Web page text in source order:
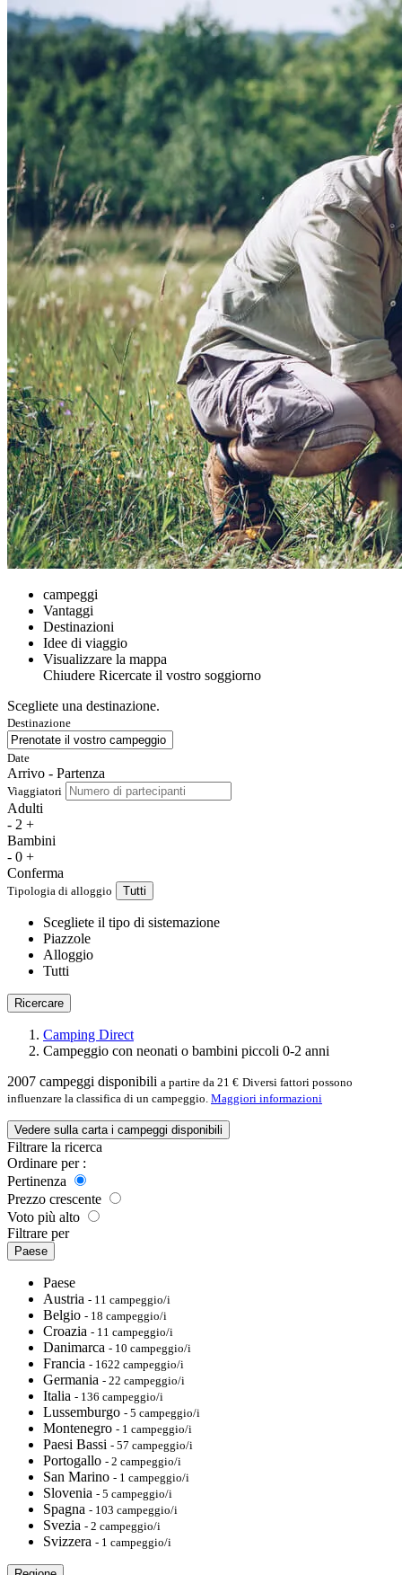
campeggi
Vantaggi
Destinazioni
Idee di viaggio
Visualizzare la mappa
Chiudere Ricercate il vostro soggiorno
Scegliete una destinazione.
Destinazione
Date
Arrivo - Partenza
Viaggiatori
Adulti
- 2 +
Bambini
- 0 +
Conferma
Tipologia di alloggio Tutti
Scegliete il tipo di sistemazione
Piazzole
Alloggio
Tutti
Ricercare
Camping Direct
Campeggio con neonati o bambini piccoli 0-2 anni
2007 campeggi disponibili a partire da 21 € Diversi fattori possono
influenzare la classifica di un campeggio. Maggiori informazioni
Vedere sulla carta i campeggi disponibili
Filtrare la ricerca
Ordinare per :
Pertinenza
Prezzo crescente
Voto più alto
Filtrare per
Paese
Paese
Austria - 11 campeggio/i
Belgio - 18 campeggio/i
Croazia - 11 campeggio/i
Danimarca - 10 campeggio/i
Francia - 1622 campeggio/i
Germania - 22 campeggio/i
Italia - 136 campeggio/i
Lussemburgo - 5 campeggio/i
Montenegro - 1 campeggio/i
Paesi Bassi - 57 campeggio/i
Portogallo - 2 campeggio/i
San Marino - 1 campeggio/i
Slovenia - 5 campeggio/i
Spagna - 103 campeggio/i
Svezia - 2 campeggio/i
Svizzera - 1 campeggio/i